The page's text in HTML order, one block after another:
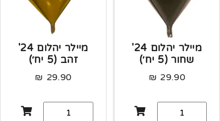
מיילר יהלום 24'
שחור (5 יח׳)
29.90
₪
מיילר יהלום 24'
זהב (5 יח׳)
29.90
₪